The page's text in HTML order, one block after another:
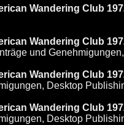
Wandering Club
Wandering Club
und
Wandering Club
Desktop
Wandering Club
Desktop